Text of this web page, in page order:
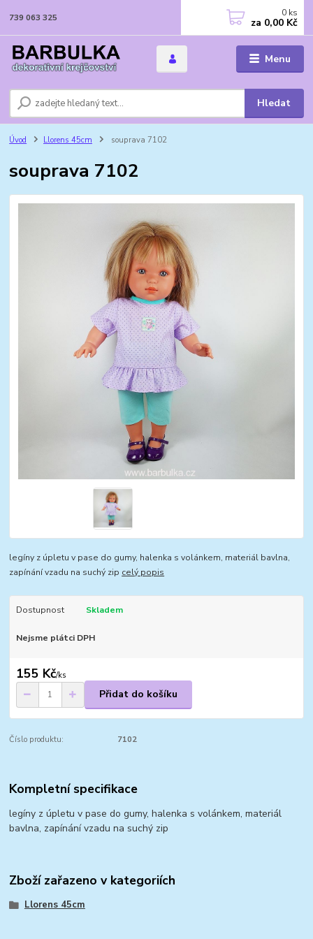
Menu
Hledat
739 063 325 0 ks
za 0,00 Kč
Úvod Llorens 45cm souprava 7102
souprava 7102
legíny z úpletu v pase do gumy, halenka s volánkem, materiál bavlna,
zapínání vzadu na suchý zip celý popis
Dostupnost Skladem
Nejsme plátci DPH
155 Kč/ks
Přidat do košíku
Číslo produktu: 7102
Kompletní specifikace
legíny z úpletu v pase do gumy, halenka s volánkem, materiál
bavlna, zapínání vzadu na suchý zip
Zboží zařazeno v kategoriích
Llorens 45cm